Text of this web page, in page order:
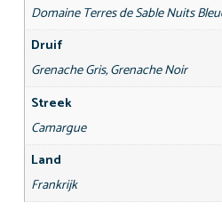
Domaine Terres de Sable Nuits
Druif
Grenache Gris, Grenache Noir
Streek
Camargue
Land
Frankrijk